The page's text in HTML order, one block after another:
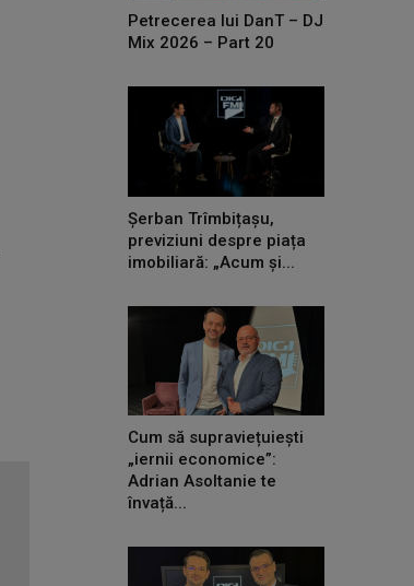
Petrecerea lui DanT – DJ
Mix 2026 – Part 20
Șerban Trîmbițașu,
previziuni despre piața
imobiliară: „Acum și...
Cum să supraviețuiești
„iernii economice”:
Adrian Asoltanie te
învață...